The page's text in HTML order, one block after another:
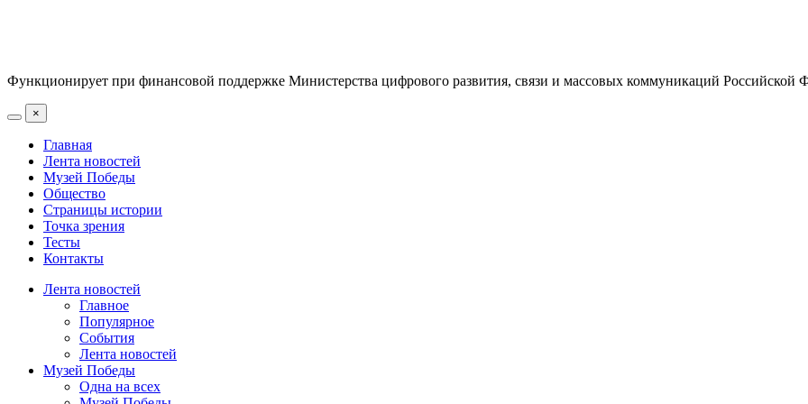
Функционирует при финансовой поддержке Министерства цифрового развития, связи и массовых коммуникаций Российской
×
Главная
Лента новостей
Музей Победы
Общество
Страницы истории
Точка зрения
Тесты
Контакты
Лента новостей
Главное
Популярное
События
Лента новостей
Музей Победы
Одна на всех